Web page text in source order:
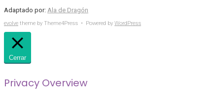
Adaptado por: Ala de Dragón
evolve theme by Theme4Press • Powered by WordPress
Cerrar
Privacy Overview